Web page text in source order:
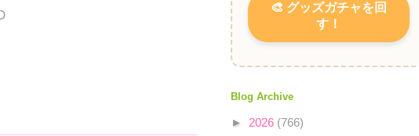
🎨 グッズガチャを回
す！
Blog Archive
► 2026 (766)